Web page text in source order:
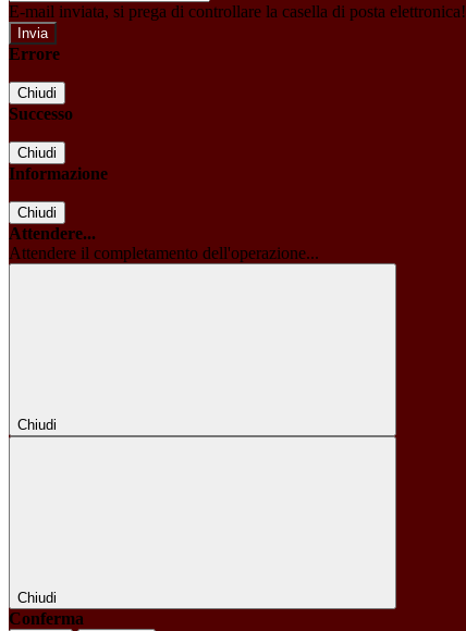
E-mail inviata, si prega di controllare la casella di posta elettronica!
Errore
Chiudi
Successo
Chiudi
Informazione
Chiudi
Attendere...
Attendere il completamento dell'operazione...
Chiudi
Chiudi
Conferma